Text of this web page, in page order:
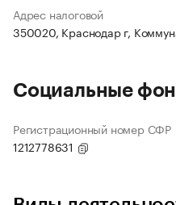
Адрес налоговой
350020, Краснодар г,
Социальные
Регистрационный номер СФР
1212778631